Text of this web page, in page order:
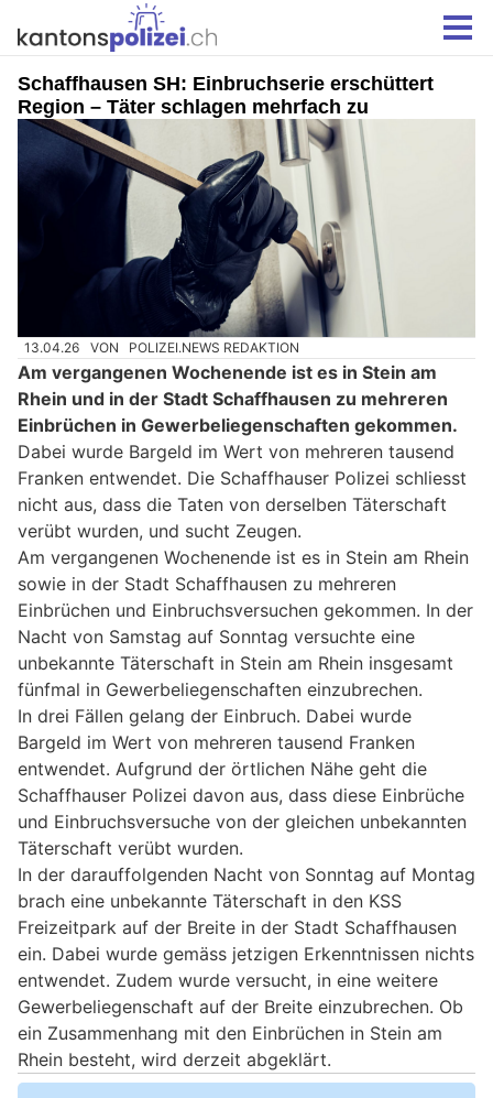
Schaffhausen SH: Einbruchserie erschüttert
Region – Täter schlagen mehrfach zu
13.04.26 VON POLIZEI.NEWS REDAKTION
Am vergangenen Wochenende ist es in Stein am
Rhein und in der Stadt Schaffhausen zu mehreren
Einbrüchen in Gewerbeliegenschaften gekommen.
Dabei wurde Bargeld im Wert von mehreren tausend
Franken entwendet. Die Schaffhauser Polizei schliesst
nicht aus, dass die Taten von derselben Täterschaft
verübt wurden, und sucht Zeugen.
Am vergangenen Wochenende ist es in Stein am Rhein
sowie in der Stadt Schaffhausen zu mehreren
Einbrüchen und Einbruchsversuchen gekommen. In der
Nacht von Samstag auf Sonntag versuchte eine
unbekannte Täterschaft in Stein am Rhein insgesamt
fünfmal in Gewerbeliegenschaften einzubrechen.
In drei Fällen gelang der Einbruch. Dabei wurde
Bargeld im Wert von mehreren tausend Franken
entwendet. Aufgrund der örtlichen Nähe geht die
Schaffhauser Polizei davon aus, dass diese Einbrüche
und Einbruchsversuche von der gleichen unbekannten
Täterschaft verübt wurden.
In der darauffolgenden Nacht von Sonntag auf Montag
brach eine unbekannte Täterschaft in den KSS
Freizeitpark auf der Breite in der Stadt Schaffhausen
ein. Dabei wurde gemäss jetzigen Erkenntnissen nichts
entwendet. Zudem wurde versucht, in eine weitere
Gewerbeliegenschaft auf der Breite einzubrechen. Ob
ein Zusammenhang mit den Einbrüchen in Stein am
Rhein besteht, wird derzeit abgeklärt.